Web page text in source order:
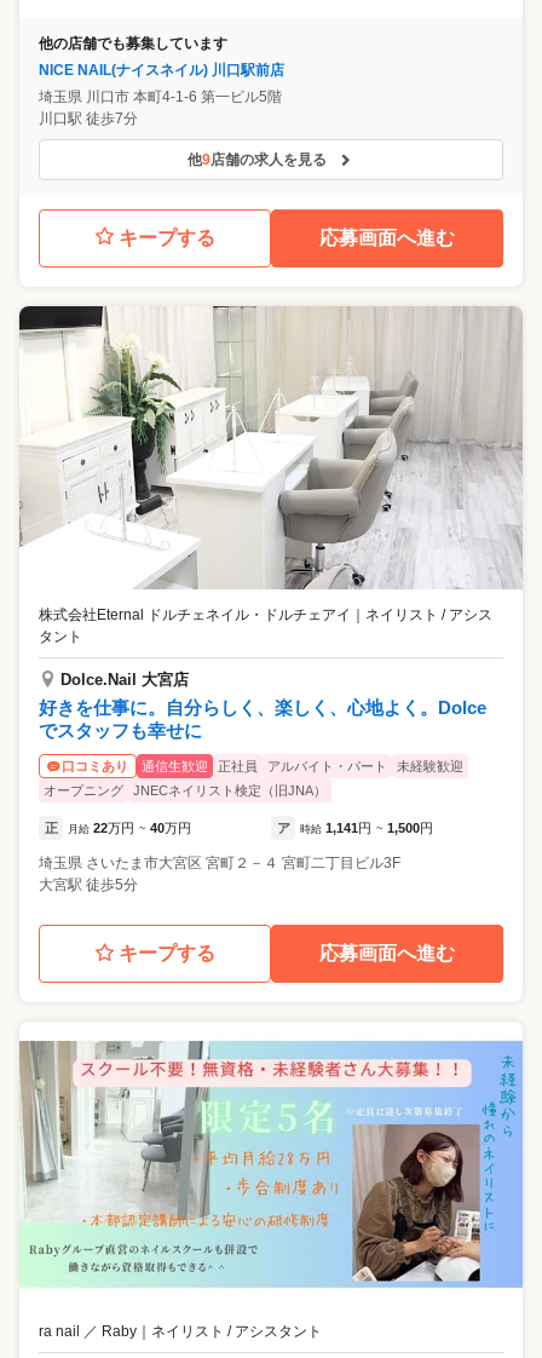
他の店舗でも募集しています
NICE NAIL(ナイスネイル) 川口駅前店
埼玉県 川口市 本町4-1-6 第一ビル5階
川口駅 徒歩7分
他9店舗の求人を見る
キープする 応募画面へ進む
株式会社Eternal ドルチェネイル・ドルチェアイ
ネイリスト / アシス
タント
Dolce.Nail 大宮店
好きを仕事に。自分らしく、楽しく、心地よく。Dolce
でスタッフも幸せに
口コミあり 通信生歓迎 正社員 アルバイト・パート
未経験歓迎
オープニング
JNECネイリスト検定（旧JNA）
正 月給 22万円 ~ 40万円 ア 時給 1,141 円 ~ 1,500円
埼玉県 さいたま市大宮区 宮町２－４ 宮町二丁目ビル3F
大宮駅 徒歩5分
キープする 応募画面へ進む
ra nail ／ Raby ｜ ネイリスト / アシスタント